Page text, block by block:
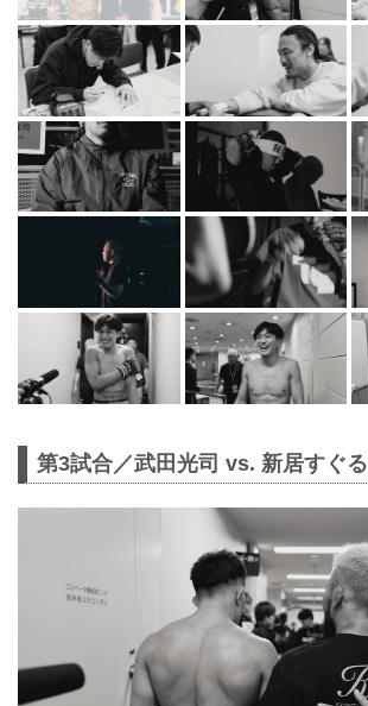
第3試合／武田光司 vs. 新居すぐる